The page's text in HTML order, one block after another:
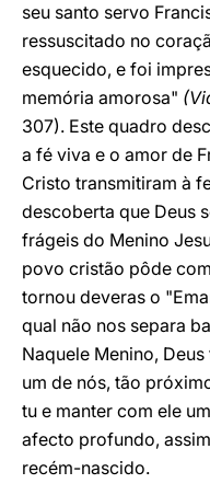
seu santo servo
ressuscitado no
esquecido, e foi
memória amorosa"
307). Este quadro
a fé viva e o amor de
Cristo transmitiram à
descoberta que Deus
frágeis do Menino
povo cristão pôde
tornou deveras o
qual não nos separa
Naquele Menino,
um de nós, tão
tu e manter com ele
afecto profundo,
recém-nascido.